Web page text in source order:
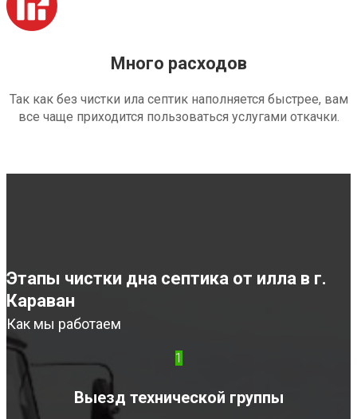
Много расходов
Так как без чистки ила септик наполняется быстрее, вам
все чаще приходится пользоваться услугами откачки.
Этапы чистки дна септика от илла в г.
Караван
Как мы работаем
1
Выезд технической группы